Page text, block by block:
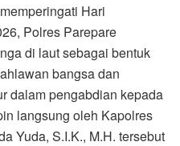
Hari
Polres Parepare
di laut sebagai bentuk
bangsa dan
dalam pengabdian kepada
langsung oleh Kapolres
Yuda, S.I.K., M.H. tersebut